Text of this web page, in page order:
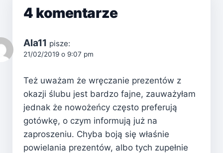
4 komentarze
Ala11 pisze:
21/02/2019 o 9:07 pm
Też uważam że wręczanie prezentów z
okazji ślubu jest bardzo fajne, zauważyłam
jednak że nowożeńcy często preferują
gotówkę, o czym informują już na
zaproszeniu. Chyba boją się właśnie
powielania prezentów, albo tych zupełnie